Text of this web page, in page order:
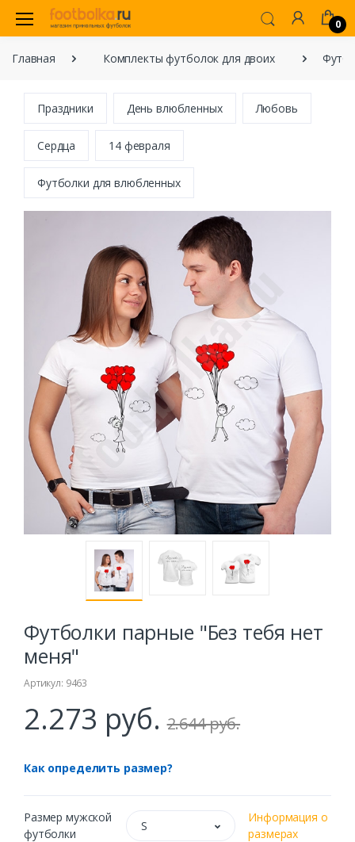
0
Главная Комплекты футболок для двоих
Праздники День влюбленных Любовь
Сердца 14 февраля
Футболки для влюбленных
Футболки парные "Без тебя нет
меня"
Артикул: 9463
2.273 руб. 2.644 руб.
Как определить размер?
Размер мужской
футболки
S
Информация о
размерах